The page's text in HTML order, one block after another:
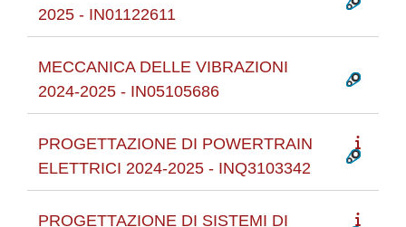
2025 - IN01122611
MECCANICA DELLE VIBRAZIONI
2024-2025 - IN05105686
PROGETTAZIONE DI POWERTRAIN
ELETTRICI 2024-2025 - INQ3103342
PROGETTAZIONE DI SISTEMI DI